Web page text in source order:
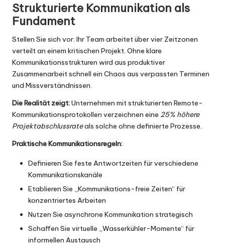
Strukturierte Kommunikation als
Fundament
Stellen Sie sich vor: Ihr Team arbeitet über vier Zeitzonen
verteilt an einem kritischen Projekt. Ohne klare
Kommunikationsstrukturen wird aus produktiver
Zusammenarbeit schnell ein Chaos aus verpassten Terminen
und Missverständnissen.
Die Realität zeigt:Unternehmen mit strukturierten Remote-
Kommunikationsprotokollen verzeichnen eine 25% höhere
Projektabschlussrateals solche ohne definierte Prozesse.
Praktische Kommunikationsregeln:
Definieren Sie feste Antwortzeiten für verschiedene
Kommunikationskanäle
Etablieren Sie „Kommunikations-freie Zeiten“ für
konzentriertes Arbeiten
Nutzen Sie asynchrone Kommunikation strategisch
Schaffen Sie virtuelle „Wasserkühler-Momente“ für
informellen Austausch